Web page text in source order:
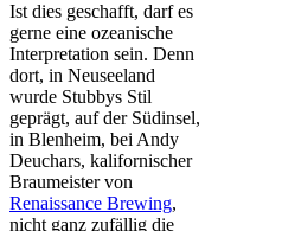
Ist dies geschafft, darf es
gerne eine ozeanische
Interpretation sein. Denn
dort, in Neuseeland
wurde Stubbys Stil
geprägt, auf der Südinsel,
in Blenheim, bei Andy
Deuchars, kalifornischer
Braumeister von
Renaissance Brewing,
nicht ganz zufällig die